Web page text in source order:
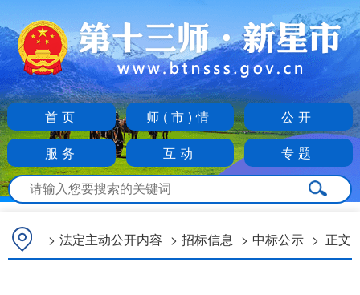
首页 师(市)情
公开
服务
互动 专题
> 法定主动公开内容 > 招标信息 > 中标公示 > 正文